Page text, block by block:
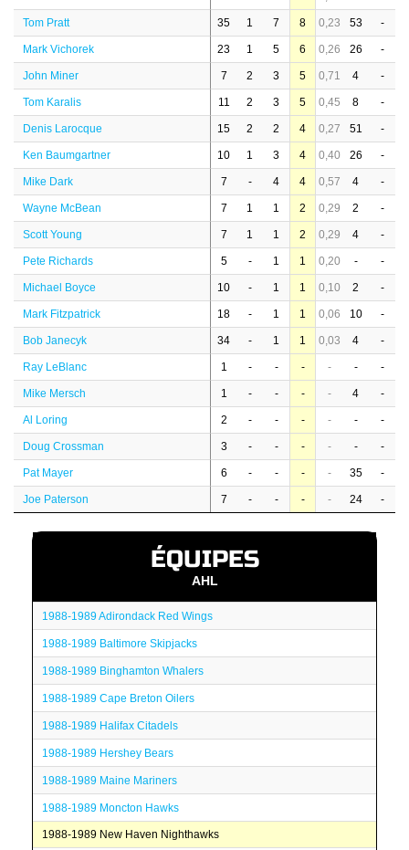
Tom Pratt 35 1 7 8 0,23 53 -
Mark Vichorek 23 1 5 6 0,26 26 -
John Miner 7 2 3 5 0,71 4 -
Tom Karalis 11 2 3 5 0,45 8 -
Denis Larocque 15 2 2 4 0,27 51 -
Ken Baumgartner 10 1 3 4 0,40 26 -
Mike Dark 7 - 4 4 0,57 4 -
Wayne McBean 7 1 1 2 0,29 2 -
Scott Young 7 1 1 2 0,29 4 -
Pete Richards 5 - 1 1 0,20 - -
Michael Boyce 10 - 1 1 0,10 2 -
Mark Fitzpatrick 18 - 1 1 0,06 10 -
Bob Janecyk 34 - 1 1 0,03 4 -
Ray LeBlanc 1 - - - - - -
Mike Mersch 1 - - - - 4 -
Al Loring 2 - - - - - -
Doug Crossman 3 - - - - - -
Pat Mayer 6 - - - - 35 -
Joe Paterson 7 - - - - 24 -
ÉQUIPES
AHL
1988-1989 Adirondack Red Wings
1988-1989 Baltimore Skipjacks
1988-1989 Binghamton Whalers
1988-1989 Cape Breton Oilers
1988-1989 Halifax Citadels
1988-1989 Hershey Bears
1988-1989 Maine Mariners
1988-1989 Moncton Hawks
1988-1989 New Haven Nighthawks